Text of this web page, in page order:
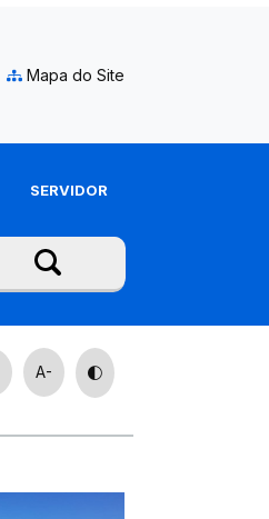
Mapa do Site
SERVIDOR
A-